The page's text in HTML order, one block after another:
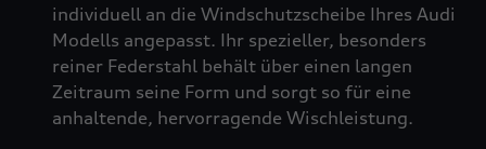
individuell an die Windschutzscheibe Ihres Audi
Modells angepasst. Ihr spezieller, besonders
reiner Federstahl behält über einen langen
Zeitraum seine Form und sorgt so für eine
anhaltende, hervorragende Wischleistung.